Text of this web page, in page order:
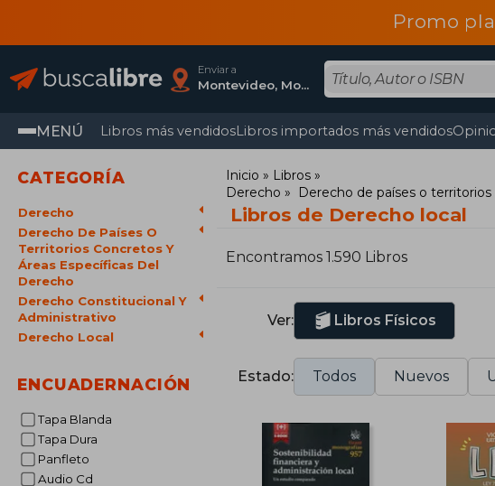
Promo
Enviar a
Montevideo, Montevideo
MENÚ Libros más vendidosLibros importados más vendidos
CATEGORÍA
Derecho
Derecho De Países O
Territorios Concretos Y
Áreas Específicas Del
Derecho
Derecho Constitucional Y
Administrativo
Derecho Local
ENCUADERNACIÓN
Tapa Blanda
Tapa Dura
Panfleto
Audio Cd
Inicio
Libros
Derecho
Derecho de países o
Libros de Derecho local
Encontramos 1.590 Libros
Ver: Libros Físicos
Estado: Todos Nuevos